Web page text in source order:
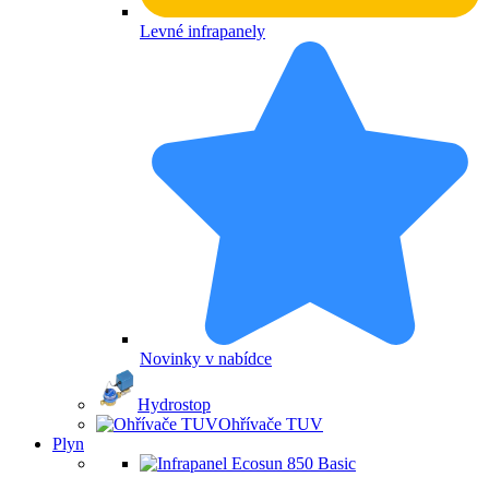
Levné infrapanely
Novinky v nabídce
Hydrostop
Ohřívače TUV
Plyn